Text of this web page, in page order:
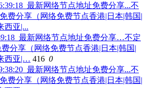
最新网络节点地址免费分享…不定
分享（网络免费节点香港|日本|韩国|
西亚|… 416 0